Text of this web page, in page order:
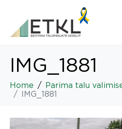
IMG_1881
Home
Parima talu
IMG_1881